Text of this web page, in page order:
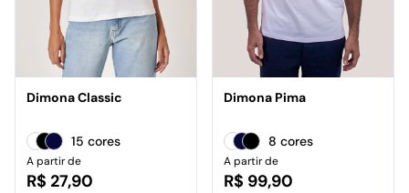
Dimona Classic
15 cores
A partir de
R$ 27,90
Dimona Pima
8 cores
A partir de
R$ 99,90